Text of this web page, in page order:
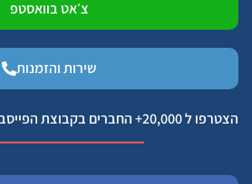
צ׳אט בוואסטפ
שירות והזמנות
הצטרפו ל 20,000+ החברים בקבוצת הפייסבוק שלנו ״מטפלים בהורים